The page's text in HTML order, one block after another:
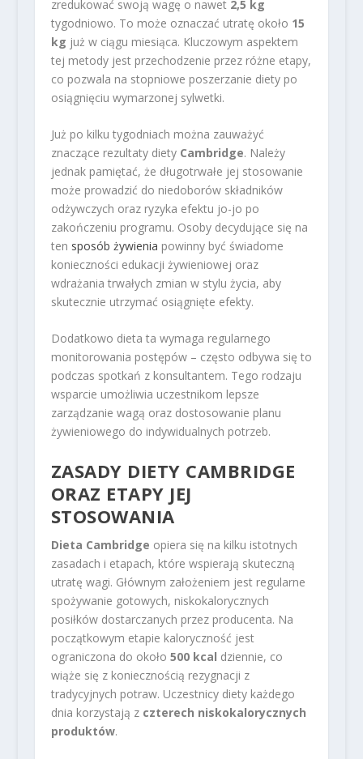
zredukować swoją wagę o nawet 2,5 kg
tygodniowo. To może oznaczać utratę około 15
kg już w ciągu miesiąca. Kluczowym aspektem
tej metody jest przechodzenie przez różne etapy,
co pozwala na stopniowe poszerzanie diety po
osiągnięciu wymarzonej sylwetki.
Już po kilku tygodniach można zauważyć
znaczące rezultaty diety Cambridge. Należy
jednak pamiętać, że długotrwałe jej stosowanie
może prowadzić do niedoborów składników
odżywczych oraz ryzyka efektu jo-jo po
zakończeniu programu. Osoby decydujące się na
ten sposób żywienia powinny być świadome
konieczności edukacji żywieniowej oraz
wdrażania trwałych zmian w stylu życia, aby
skutecznie utrzymać osiągnięte efekty.
Dodatkowo dieta ta wymaga regularnego
monitorowania postępów – często odbywa się to
podczas spotkań z konsultantem. Tego rodzaju
wsparcie umożliwia uczestnikom lepsze
zarządzanie wagą oraz dostosowanie planu
żywieniowego do indywidualnych potrzeb.
ZASADY DIETY CAMBRIDGE
ORAZ ETAPY JEJ
STOSOWANIA
Dieta Cambridge opiera się na kilku istotnych
zasadach i etapach, które wspierają skuteczną
utratę wagi. Głównym założeniem jest regularne
spożywanie gotowych, niskokalorycznych
posiłków dostarczanych przez producenta. Na
początkowym etapie kaloryczność jest
ograniczona do około 500 kcal dziennie, co
wiąże się z koniecznością rezygnacji z
tradycyjnych potraw. Uczestnicy diety każdego
dnia korzystają z czterech niskokalorycznych
produktów.